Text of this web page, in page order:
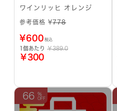
ワインリッヒ オレンジ
参考価格 ¥778
¥600 税込
1個あたり￥389.0
￥300
66